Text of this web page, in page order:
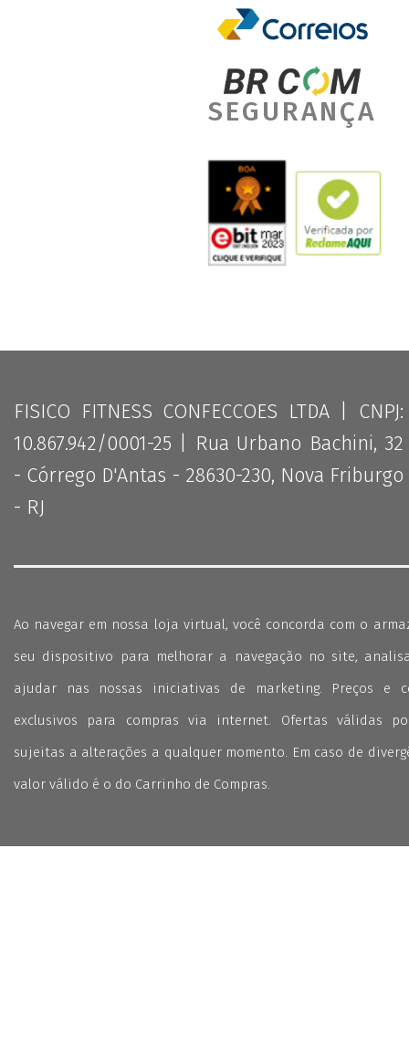
SEGURANÇA
FISICO FITNESS CONFECCOES LTDA | CNPJ:
10.867.942/0001-25 | Rua Urbano Bachini, 32
- Córrego D'Antas - 28630-230, Nova Friburgo
- RJ
Ao navegar em nossa loja virtual, você concorda com o
seu dispositivo para melhorar a navegação no site,
ajudar nas nossas iniciativas de marketing. Preços e
exclusivos para compras via internet. Ofertas válidas
sujeitas a alterações a qualquer momento. Em caso de
valor válido é o do Carrinho de Compras.